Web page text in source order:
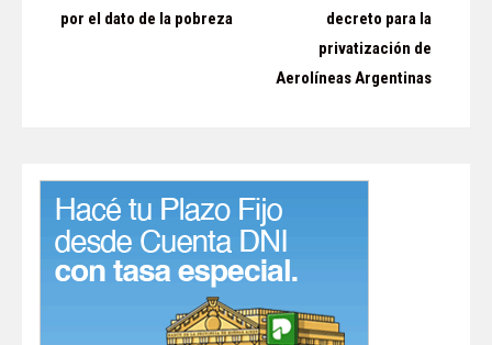
por el dato de la pobreza
decreto para la
privatización de
Aerolíneas Argentinas